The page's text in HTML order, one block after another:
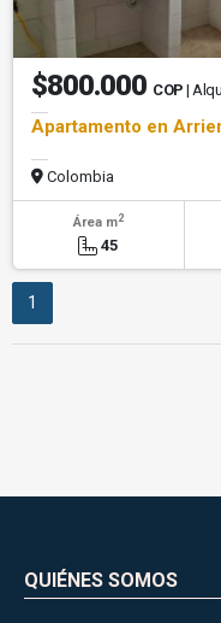
$800.000 COP |
Apartamento en
Colombia
Área m2
45
1
QUIÉNES SOMOS